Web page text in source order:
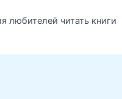
любителей читать книги